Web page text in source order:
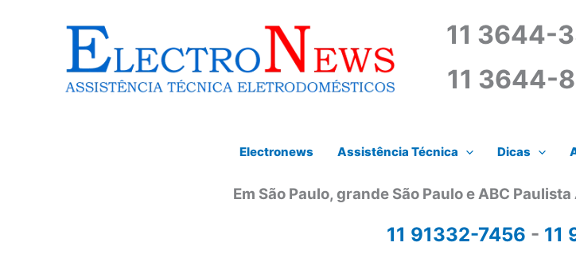
11 3644-
11 3644-
Electronews Assistência Técnica Dicas
Em São Paulo, grande São Paulo e ABC
11 91332-7456 - 11